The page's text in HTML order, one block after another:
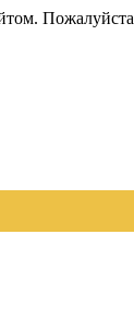
Пожалуйста